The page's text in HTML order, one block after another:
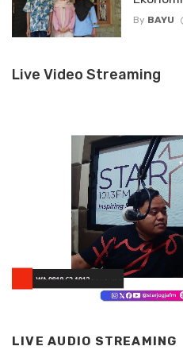
By BAYU
Live Video Streaming
LIVE AUDIO STREAMING